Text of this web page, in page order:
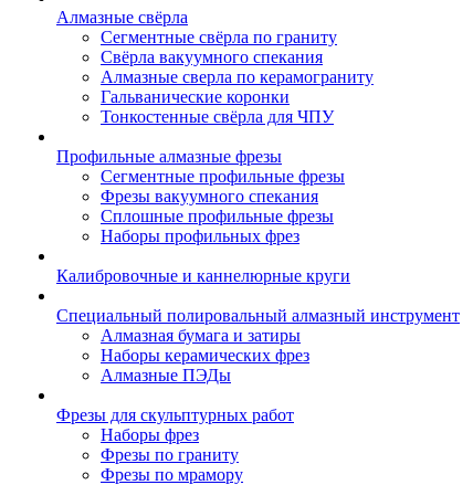
Алмазные свёрла
Сегментные свёрла по граниту
Свёрла вакуумного спекания
Алмазные сверла по керамограниту
Гальванические коронки
Тонкостенные свёрла для ЧПУ
Профильные алмазные фрезы
Сегментные профильные фрезы
Фрезы вакуумного спекания
Сплошные профильные фрезы
Наборы профильных фрез
Калибровочные и каннелюрные круги
Специальный полировальный алмазный инструмент
Алмазная бумага и затиры
Наборы керамических фрез
Алмазные ПЭДы
Фрезы для скульптурных работ
Наборы фрез
Фрезы по граниту
Фрезы по мрамору